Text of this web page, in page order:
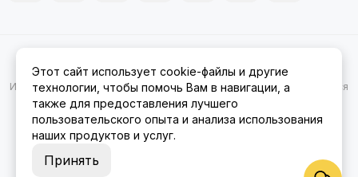
Амуре.Карта сайта
Информация на сайте носит ознакомительный характер и не является
публичной офертой.
Этот сайт использует cookie-файлы и другие
технологии, чтобы помочь Вам в навигации, а
также для предоставления лучшего
пользовательского опыта и анализа использования
наших продуктов и услуг.
Принять